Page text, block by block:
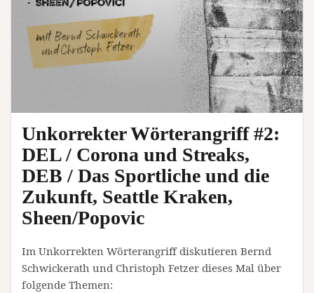
Unkorrekter Wörterangriff #2:
DEL / Corona und Streaks,
DEB / Das Sportliche und die
Zukunft, Seattle Kraken,
Sheen/Popovic
Im Unkorrekten Wörterangriff diskutieren Bernd
Schwickerath und Christoph Fetzer dieses Mal über
folgende Themen: